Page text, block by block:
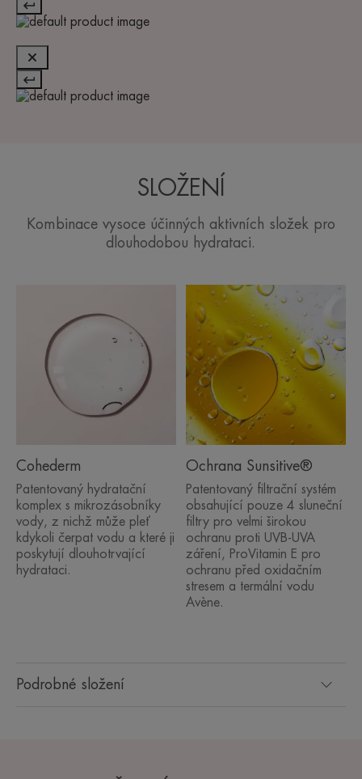
SLOŽENÍ
Kombinace vysoce účinných aktivních složek pro
dlouhodobou hydrataci.
Podrobné složení
Cohederm
Patentovaný hydratační
komplex s mikrozásobníky
vody, z nichž může pleť
kdykoli čerpat vodu a které ji
poskytují dlouhotrvající
hydrataci.
Ochrana Sunsitive®
Patentovaný filtrační systém
obsahující pouze 4 sluneční
filtry pro velmi širokou
ochranu proti UVB-UVA
záření, ProVitamin E pro
ochranu před oxidačním
stresem a termální vodu
Avène.